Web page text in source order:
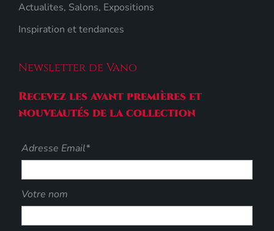
Actualites, Salons, Expositions
Inspiration et tendances
Newsletter de Vano
Recevez les avant premières et
nouveautés de la collection
Adresse Email*
Votre nom